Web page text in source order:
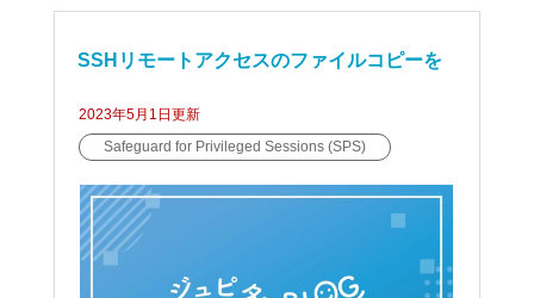
SSHリモートアクセスのファイルコピーを
制御する【Safeguard for Privileged Sessi
2023年5月1日更新
Safeguard for Privileged Sessions (SPS)